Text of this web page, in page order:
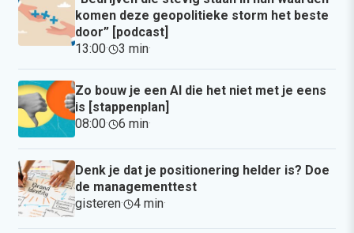
komen deze geopolitieke storm het beste
door” [podcast]
13:00· 3 min·
Zo bouw je een AI die het niet met je eens
is [stappenplan]
08:00· 6 min·
Denk je dat je positionering helder is? Doe
de managementtest
gisteren· 4 min·